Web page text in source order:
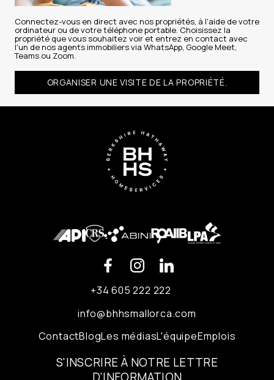
Connectez-vous en direct avec nos propriétés, à l'aide de votre
ordinateur ou de votre téléphone portable. Choisissez la
propriété que vous souhaitez voir et entrez en contact avec
l'un de nos agents immobiliers via WhatsApp, Google Meet,
Teams ou Zoom.
ORGANISER UNE VISITE DE LA PROPRIÉTÉ.
+34 605 222 222
info@bhhsmallorca.com
ContactBlogLes médiasL'équipeEmplois
S'INSCRIRE À NOTRE LETTRE